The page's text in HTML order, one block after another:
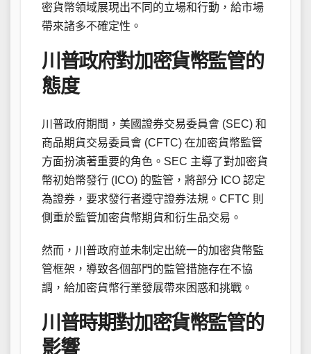
密貨幣領域展現出不同的立場和行動，給市場
帶來諸多不確定性。
川普政府對加密貨幣監管的
態度
川普政府期間，美國證券交易委員會 (SEC) 和
商品期貨交易委員會 (CFTC) 在加密貨幣監管
方面扮演著重要的角色。SEC 主導了對加密貨
幣初始幣發行 (ICO) 的監管，將部分 ICO 認定
為證券，要求發行者遵守證券法規。CFTC 則
側重於監管加密貨幣期貨和衍生品交易。
然而，川普政府並未制定出統一的加密貨幣監
管框架，導致各個部門的監管措施存在不協
調，給加密貨幣行業發展帶來困惑和挑戰。
川普時期對加密貨幣監管的
影響